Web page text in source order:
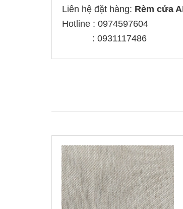
Liên hệ đặt hàng: Rèm cửa
Hotline : 0974597604
: 0931117486